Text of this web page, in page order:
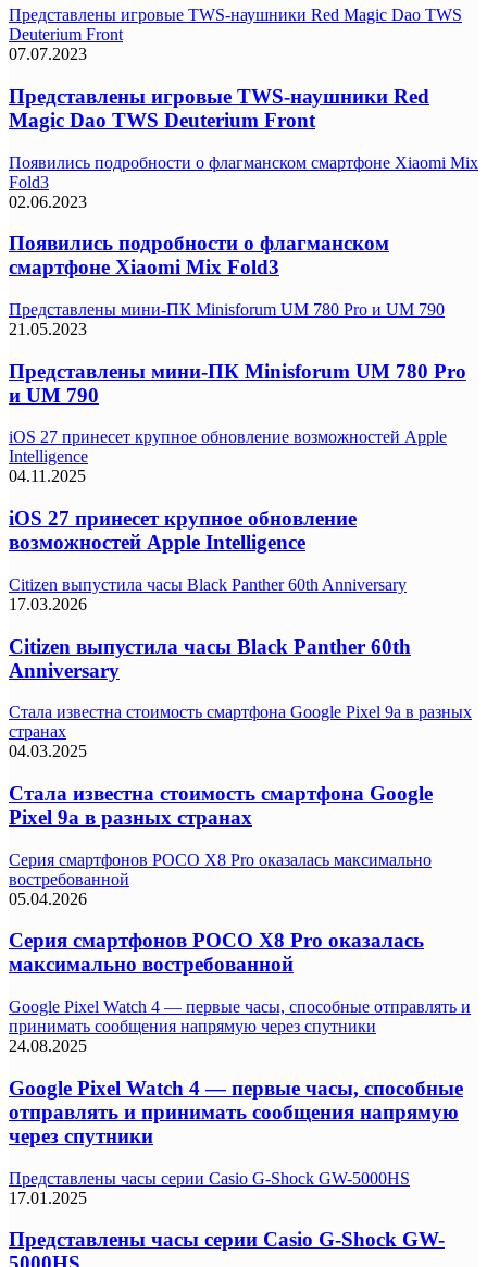
Представлены игровые TWS-наушники Red Magic Dao TWS
Deuterium Front
07.07.2023
Представлены игровые TWS-наушники Red
Magic Dao TWS Deuterium Front
Появились подробности о флагманском смартфоне Xiaomi Mix
Fold3
02.06.2023
Появились подробности о флагманском
смартфоне Xiaomi Mix Fold3
Представлены мини-ПК Minisforum UM 780 Pro и UM 790
21.05.2023
Представлены мини-ПК Minisforum UM 780 Pro
и UM 790
iOS 27 принесет крупное обновление возможностей Apple
Intelligence
04.11.2025
iOS 27 принесет крупное обновление
возможностей Apple Intelligence
Citizen выпустила часы Black Panther 60th Anniversary
17.03.2026
Citizen выпустила часы Black Panther 60th
Anniversary
Стала известна стоимость смартфона Google Pixel 9a в разных
странах
04.03.2025
Стала известна стоимость смартфона Google
Pixel 9a в разных странах
Серия смартфонов POCO X8 Pro оказалась максимально
востребованной
05.04.2026
Серия смартфонов POCO X8 Pro оказалась
максимально востребованной
Google Pixel Watch 4 — первые часы, способные отправлять и
принимать сообщения напрямую через спутники
24.08.2025
Google Pixel Watch 4 — первые часы, способные
отправлять и принимать сообщения напрямую
через спутники
Представлены часы серии Casio G-Shock GW-5000HS
17.01.2025
Представлены часы серии Casio G-Shock GW-